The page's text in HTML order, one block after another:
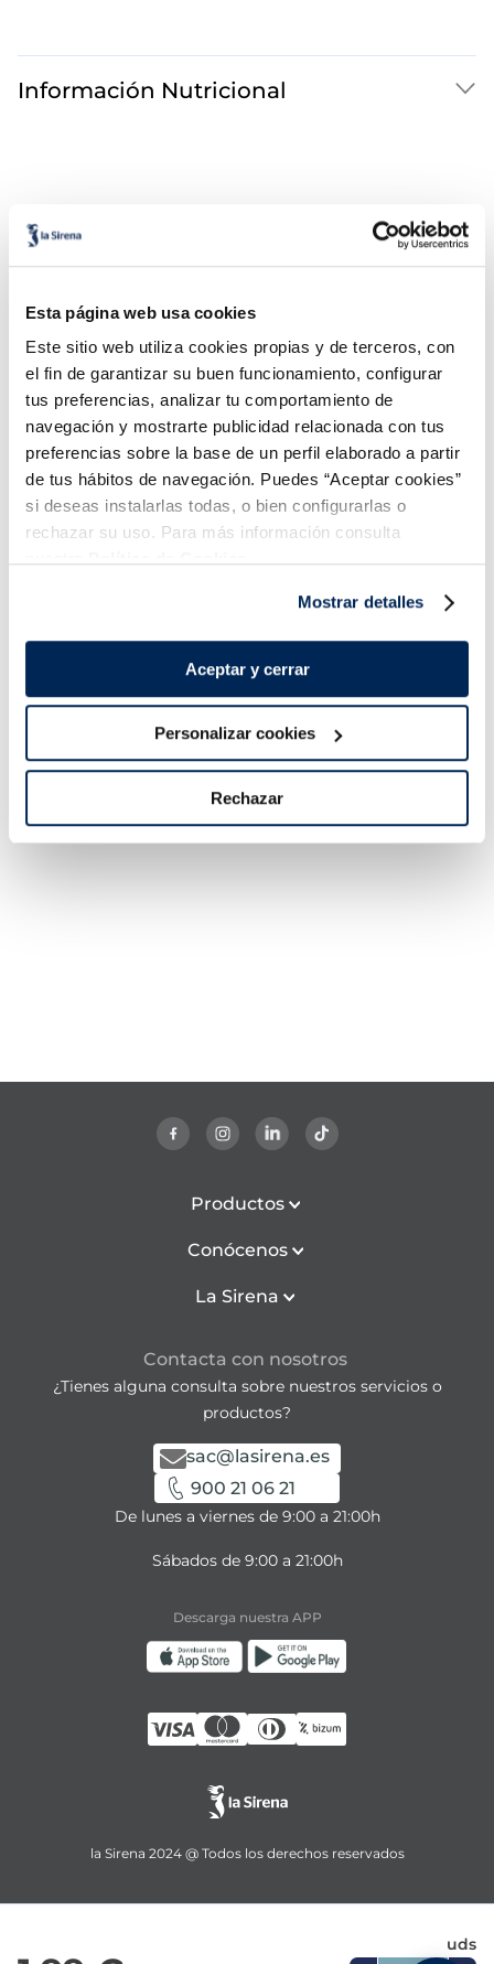
Esta página web usa cookies
Este sitio web utiliza cookies propias y de terceros, con
el fin de garantizar su buen funcionamiento, configurar
tus preferencias, analizar tu comportamiento de
navegación y mostrarte publicidad relacionada con tus
preferencias sobre la base de un perfil elaborado a partir
de tus hábitos de navegación. Puedes “Aceptar cookies”
si deseas instalarlas todas, o bien configurarlas o
rechazar su uso. Para más información consulta
Mostrar detalles
Aceptar y cerrar
Personalizar cookies
Rechazar
uds
Información Nutricional
¡Combínalo y hazte un menú de 10!
Sin espinas
Pack 4 un
Añadir
Filetes de lubina
Premium
Sin espinas
5,99 €
Productos
Conócenos
La Sirena
Contacta con nosotros
¿Tienes alguna consulta sobre nuestros servicios o
productos?
sac@lasirena.es
900 21 06 21
De lunes a viernes de 9:00 a 21:00h
Sábados de 9:00 a 21:00h
Descarga nuestra APP
la Sirena 2024 @ Todos los derechos reservados